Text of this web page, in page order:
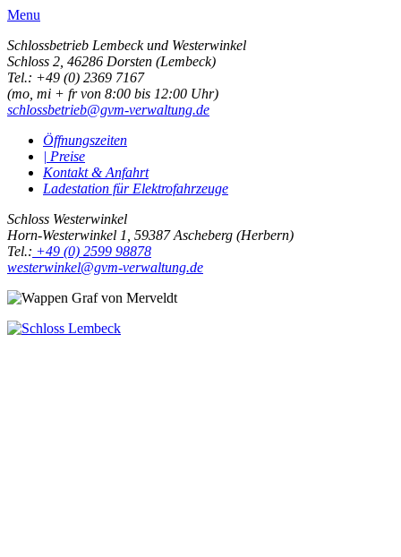
Menu
Schlossbetrieb Lembeck und Westerwinkel
Schloss 2, 46286 Dorsten (Lembeck)
Tel.: +49 (0) 2369 7167
(mo, mi + fr von 8:00 bis 12:00 Uhr)
schlossbetrieb@gvm-verwaltung.de
Öffnungszeiten
| Preise
Kontakt & Anfahrt
Ladestation für Elektrofahrzeuge
Schloss Westerwinkel
Horn-Westerwinkel 1, 59387 Ascheberg (Herbern)
Tel.: +49 (0) 2599 98878
westerwinkel@gvm-verwaltung.de